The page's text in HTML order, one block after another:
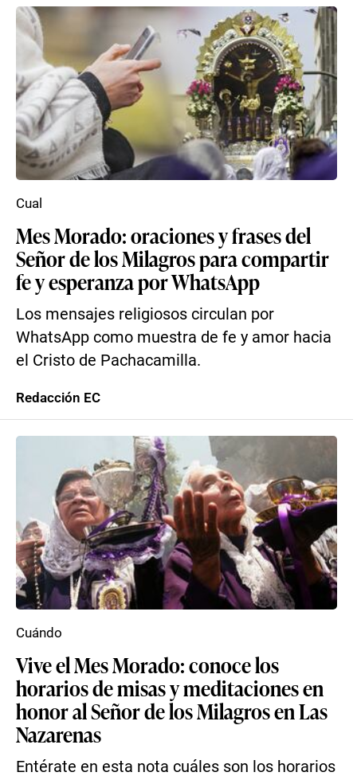
Mes Morado: oraciones y frases del
Señor de los Milagros para compartir
fe y esperanza por WhatsApp
Los mensajes religiosos circulan por
WhatsApp como muestra de fe y amor hacia
el Cristo de Pachacamilla.
Cual
Redacción EC
Vive el Mes Morado: conoce los
horarios de misas y meditaciones en
honor al Señor de los Milagros en Las
Nazarenas
Entérate en esta nota cuáles son los horarios
Cuándo